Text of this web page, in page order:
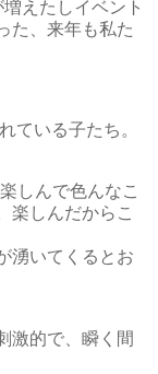
えたしイベント
た、来年も私た
ている子たち。
しんで色んなこ
楽しんだからこ
湧いてくるとお
激的で、瞬く間